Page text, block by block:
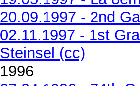
20.09.1997 - 2nd
02.11.1997 - 1st
Steinsel (cc)
1996